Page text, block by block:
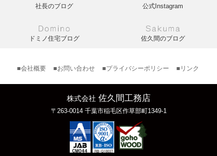
社長のブログ 公式Instagram
ドミノ住宅ブログ 佐久間のブログ
■会社概要 ■お問い合わせ ■プライバシーポリシー ■リンク
株式会社 佐久間工務店
〒263-0014 千葉市稲毛区作草部町1349-1